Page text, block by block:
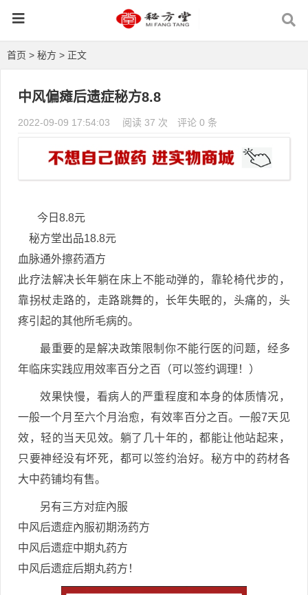
首页 > 秘方 > 正文
中风偏瘫后遗症秘方8.8
2022-09-09 17:54:03 阅读 37 次 评论 0 条
今日8.8元
秘方堂出品18.8元
血脉通外擦药酒️方
此疗法解决长年躺在床上不能动弹的，靠轮椅代步的，
靠拐杖走路的，走路跳舞的，长年失眠的，头痛的，头
疼引起的其他所️毛病的。
最重要的是解决政策限制你不能行医的问题，经多
年临床实践应用️效率百分之百（可以签约调理！）
效果快慢，看病人的严重程度和本身的体质情况，
一般一个月至六个月治愈，有效率百分之百。一般7天见
效，轻的当天见效。躺了几十年的，都能让他站起来，
只要神经没有坏死，都可以签约治好。秘方中的药材各
大中药铺均有售。
另有三方对症內服
中风后遗症內服初期汤药方
中风后遗症中期丸药方
中风后遗症后期丸药方！